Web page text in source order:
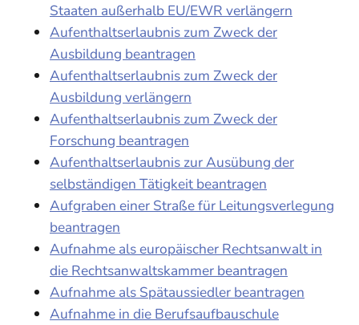
Staaten außerhalb EU/EWR verlängern
Aufenthaltserlaubnis zum Zweck der
Ausbildung beantragen
Aufenthaltserlaubnis zum Zweck der
Ausbildung verlängern
Aufenthaltserlaubnis zum Zweck der
Forschung beantragen
Aufenthaltserlaubnis zur Ausübung der
selbständigen Tätigkeit beantragen
Aufgraben einer Straße für Leitungsverlegung
beantragen
Aufnahme als europäischer Rechtsanwalt in
die Rechtsanwaltskammer beantragen
Aufnahme als Spätaussiedler beantragen
Aufnahme in die Berufsaufbauschule